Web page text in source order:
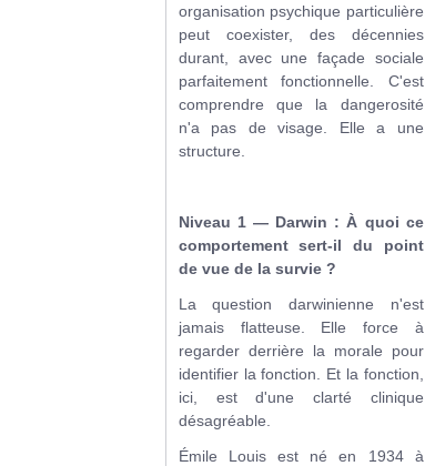
organisation psychique particulière
peut coexister, des décennies
durant, avec une façade sociale
parfaitement fonctionnelle. C'est
comprendre que la dangerosité
n'a pas de visage. Elle a une
structure.
Niveau 1 — Darwin : À quoi ce
comportement sert-il du point
de vue de la survie ?
La question darwinienne n'est
jamais flatteuse. Elle force à
regarder derrière la morale pour
identifier la fonction. Et la fonction,
ici, est d'une clarté clinique
désagréable.
Émile Louis est né en 1934 à